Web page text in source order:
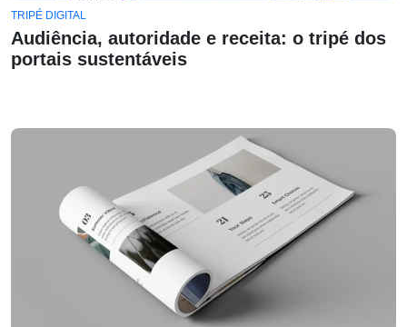
TRIPÉ DIGITAL
Audiência, autoridade e receita: o tripé dos
portais sustentáveis